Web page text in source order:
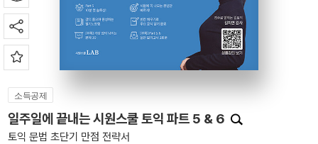
소득공제
일주일에 끝내는 시원스쿨 토익 파트 5 & 6
토익 문법 초단기 만점 전략서